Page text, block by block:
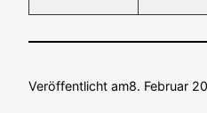
Veröffentlicht am8. Februar